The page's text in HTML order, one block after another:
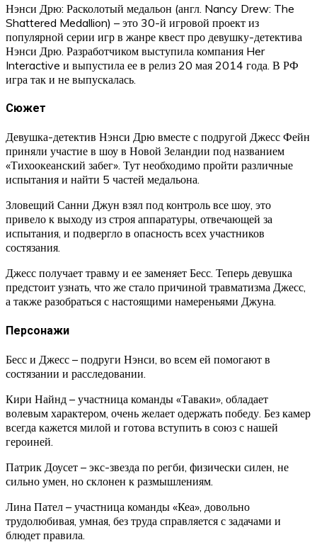
Нэнси Дрю: Расколотый медальон (англ. Nancy Drew: The
Shattered Medallion) – это 30-й игровой проект из
популярной серии игр в жанре квест про девушку-детектива
Нэнси Дрю. Разработчиком выступила компания Her
Interactive и выпустила ее в релиз 20 мая 2014 года. В РФ
игра так и не выпускалась.
Сюжет
Девушка-детектив Нэнси Дрю вместе с подругой Джесс Фейн
приняли участие в шоу в Новой Зеландии под названием
«Тихоокеанский забег». Тут необходимо пройти различные
испытания и найти 5 частей медальона.
Зловещий Санни Джун взял под контроль все шоу, это
привело к выходу из строя аппаратуры, отвечающей за
испытания, и подвергло в опасность всех участников
состязания.
Джесс получает травму и ее заменяет Бесс. Теперь девушка
предстоит узнать, что же стало причиной травматизма Джесс,
а также разобраться с настоящими намереньями Джуна.
Персонажи
Бесс и Джесс – подруги Нэнси, во всем ей помогают в
состязании и расследовании.
Кири Найнд – участница команды «Таваки», обладает
волевым характером, очень желает одержать победу. Без камер
всегда кажется милой и готова вступить в союз с нашей
героиней.
Патрик Доусет – экс-звезда по регби, физически силен, не
сильно умен, но склонен к размышлениям.
Лина Пател – участница команды «Кеа», довольно
трудолюбивая, умная, без труда справляется с задачами и
блюдет правила.